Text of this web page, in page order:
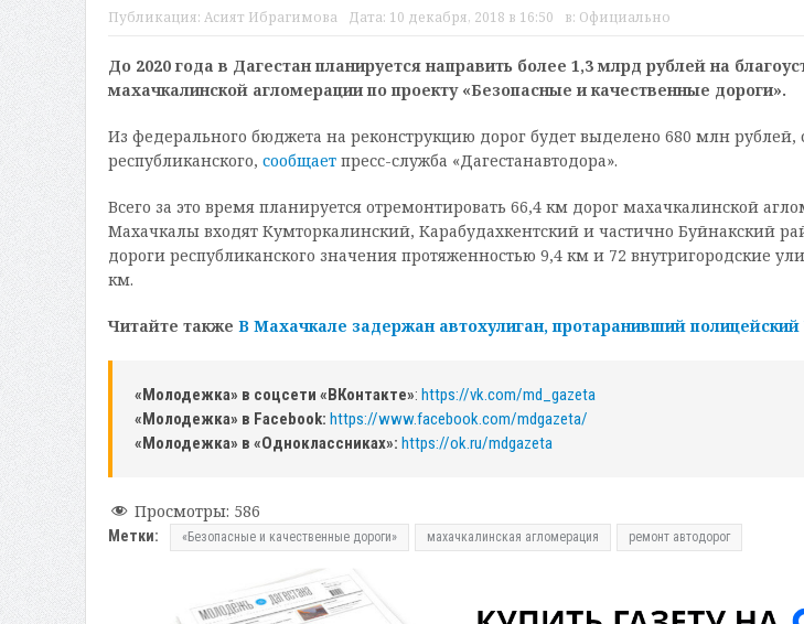
Публикация: Асият Ибрагимова Дата: 10 декабря, 2018 в 16:50 в: Официально
До 2020 года в Дагестан планируется направить более 1,3 млрд рублей на
махачкалинской агломерации по проекту «Безопасные и качественные дороги».
Из федерального бюджета на реконструкцию дорог будет выделено 680 млн рублей,
республиканского, сообщаетпресс-служба «Дагестанавтодора».
Всего за это время планируется отремонтировать 66,4 км дорог махачкалинской
Махачкалы входят Кумторкалинский, Карабудахкентский и частично Буйнакский
дороги республиканского значения протяженностью 9,4 км и 72 внутригородские
км.
Читайте также В Махачкале задержан автохулиган, протаранивший
«Молодежка» в соцсети «ВКонтакте»: https://vk.com/md_gazeta
«Молодежка» в Facebook: https://www.facebook.com/mdgazeta/
«Молодежка» в «Одноклассниках»: https://ok.ru/mdgazeta
Просмотры: 586
Метки: «Безопасные и качественные дороги» махачкалинская агломерация ремонт автодорог